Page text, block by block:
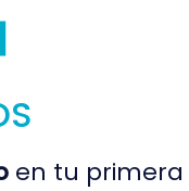
en tu primera